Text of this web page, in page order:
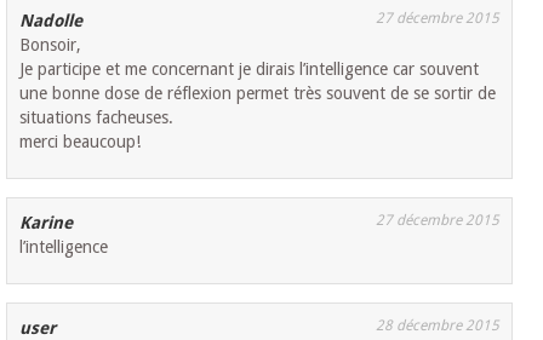
Nadolle 27 décembre 2015
Bonsoir,
Je participe et me concernant je dirais l’intelligence car souvent
une bonne dose de réflexion permet très souvent de se sortir de
situations facheuses.
merci beaucoup!
Karine 27 décembre 2015
l’intelligence
user 28 décembre 2015